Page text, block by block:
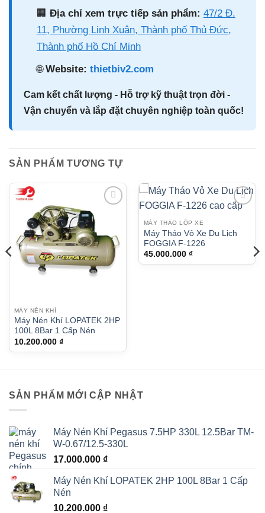
🏢 Địa chỉ xem trực tiếp sản phẩm: 47/2 Đ.
11, Phường Linh Xuân, Thành phố Thủ Đức,
Thành phố Hồ Chí Minh
🌐Website: thietbiv2.com
Cam kết chất lượng - Hỗ trợ kỹ thuật trọn đời -
Vận chuyển và lắp đặt chuyên nghiệp toàn quốc!
SẢN PHẨM TƯƠNG TỰ
MÁY NÉN KHÍ
Máy Nén Khí LOPATEK 2HP
100L 8Bar 1 Cấp Nén
10.200.000 ₫
MÁY THÁO LỐP XE
Máy Tháo Vỏ Xe Du Lịch
FOGGIA F-1226
45.000.000 ₫
SẢN PHẨM MỚI CẬP NHẬT
Máy Nén Khí Pegasus 7.5HP 330L 12.5Bar TM-
W-0.67/12.5-330L
17.000.000 ₫
Máy Nén Khí LOPATEK 2HP 100L 8Bar 1 Cấp
Nén
10.200.000 ₫